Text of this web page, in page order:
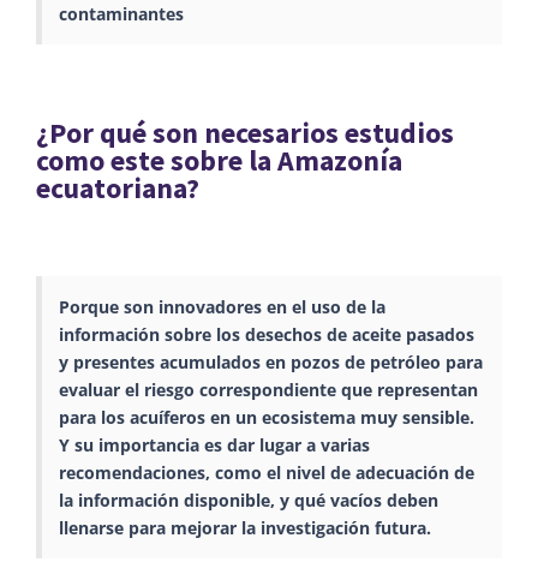
contaminantes
¿Por qué son necesarios estudios
como este sobre la Amazonía
ecuatoriana?
Porque son innovadores en el uso de la
información sobre los desechos de aceite pasados ​​
y presentes acumulados en pozos de petróleo para
evaluar el riesgo correspondiente que representan
para los acuíferos en un ecosistema muy sensible.
Y su importancia es dar lugar a varias
recomendaciones, como el nivel de adecuación de
la información disponible, y qué vacíos deben
llenarse para mejorar la investigación futura.